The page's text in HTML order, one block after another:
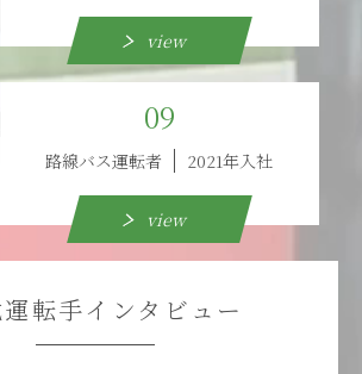
view
09
路線バス運転者 2021年入社
view
転手インタビュー